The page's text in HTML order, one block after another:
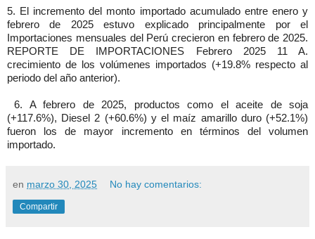
5. El incremento del monto importado acumulado entre enero y
febrero de 2025 estuvo explicado principalmente por el
Importaciones mensuales del Perú crecieron en febrero de 2025.
REPORTE DE IMPORTACIONES Febrero 2025 11 A.
crecimiento de los volúmenes importados (+19.8% respecto al
periodo del año anterior).
6. A febrero de 2025, productos como el aceite de soja
(+117.6%), Diesel 2 (+60.6%) y el maíz amarillo duro (+52.1%)
fueron los de mayor incremento en términos del volumen
importado.
en marzo 30, 2025 No hay comentarios:
Compartir